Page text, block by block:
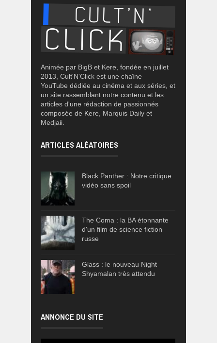
Animée par BigB et Kere, fondée en juillet
2013, Cult'N'Click est une chaîne
YouTube dédiée au cinéma et aux séries, et
un site rassemblant notre contenu et les
articles d'une rédaction de passionnés
composée de Kere, Marquis Daily et
Medjaii.
ARTICLES ALÉATOIRES
Black Panther : Notre critique
vidéo sans spoil
The Coma : la BA étonnante
d'un film de science fiction
russe
Glass : le nouveau Night
Shyamalan très attendu
ANNONCE DU SITE